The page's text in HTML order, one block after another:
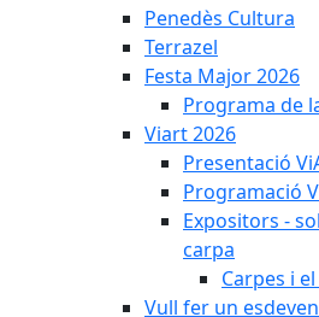
Penedès Cultura
Terrazel
Festa Major 2026
Programa de
Viart 2026
Presentació
Programació
Expositors -
carpa
Carpes i
Vull fer un